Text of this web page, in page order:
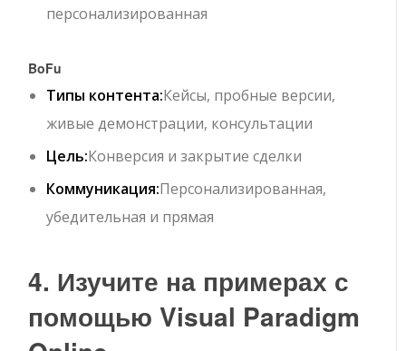
персонализированная
BoFu
Типы контента:Кейсы, пробные версии,
живые демонстрации, консультации
Цель:Конверсия и закрытие сделки
Коммуникация:Персонализированная,
убедительная и прямая
4. Изучите на примерах с
помощью Visual Paradigm